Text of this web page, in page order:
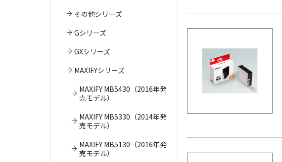
その他シリーズ
Gシリーズ
GXシリーズ
MAXIFYシリーズ
MAXIFY MB5430（2016年発
売モデル）
MAXIFY MB5330（2014年発
売モデル）
MAXIFY MB5130（2016年発
売モデル）